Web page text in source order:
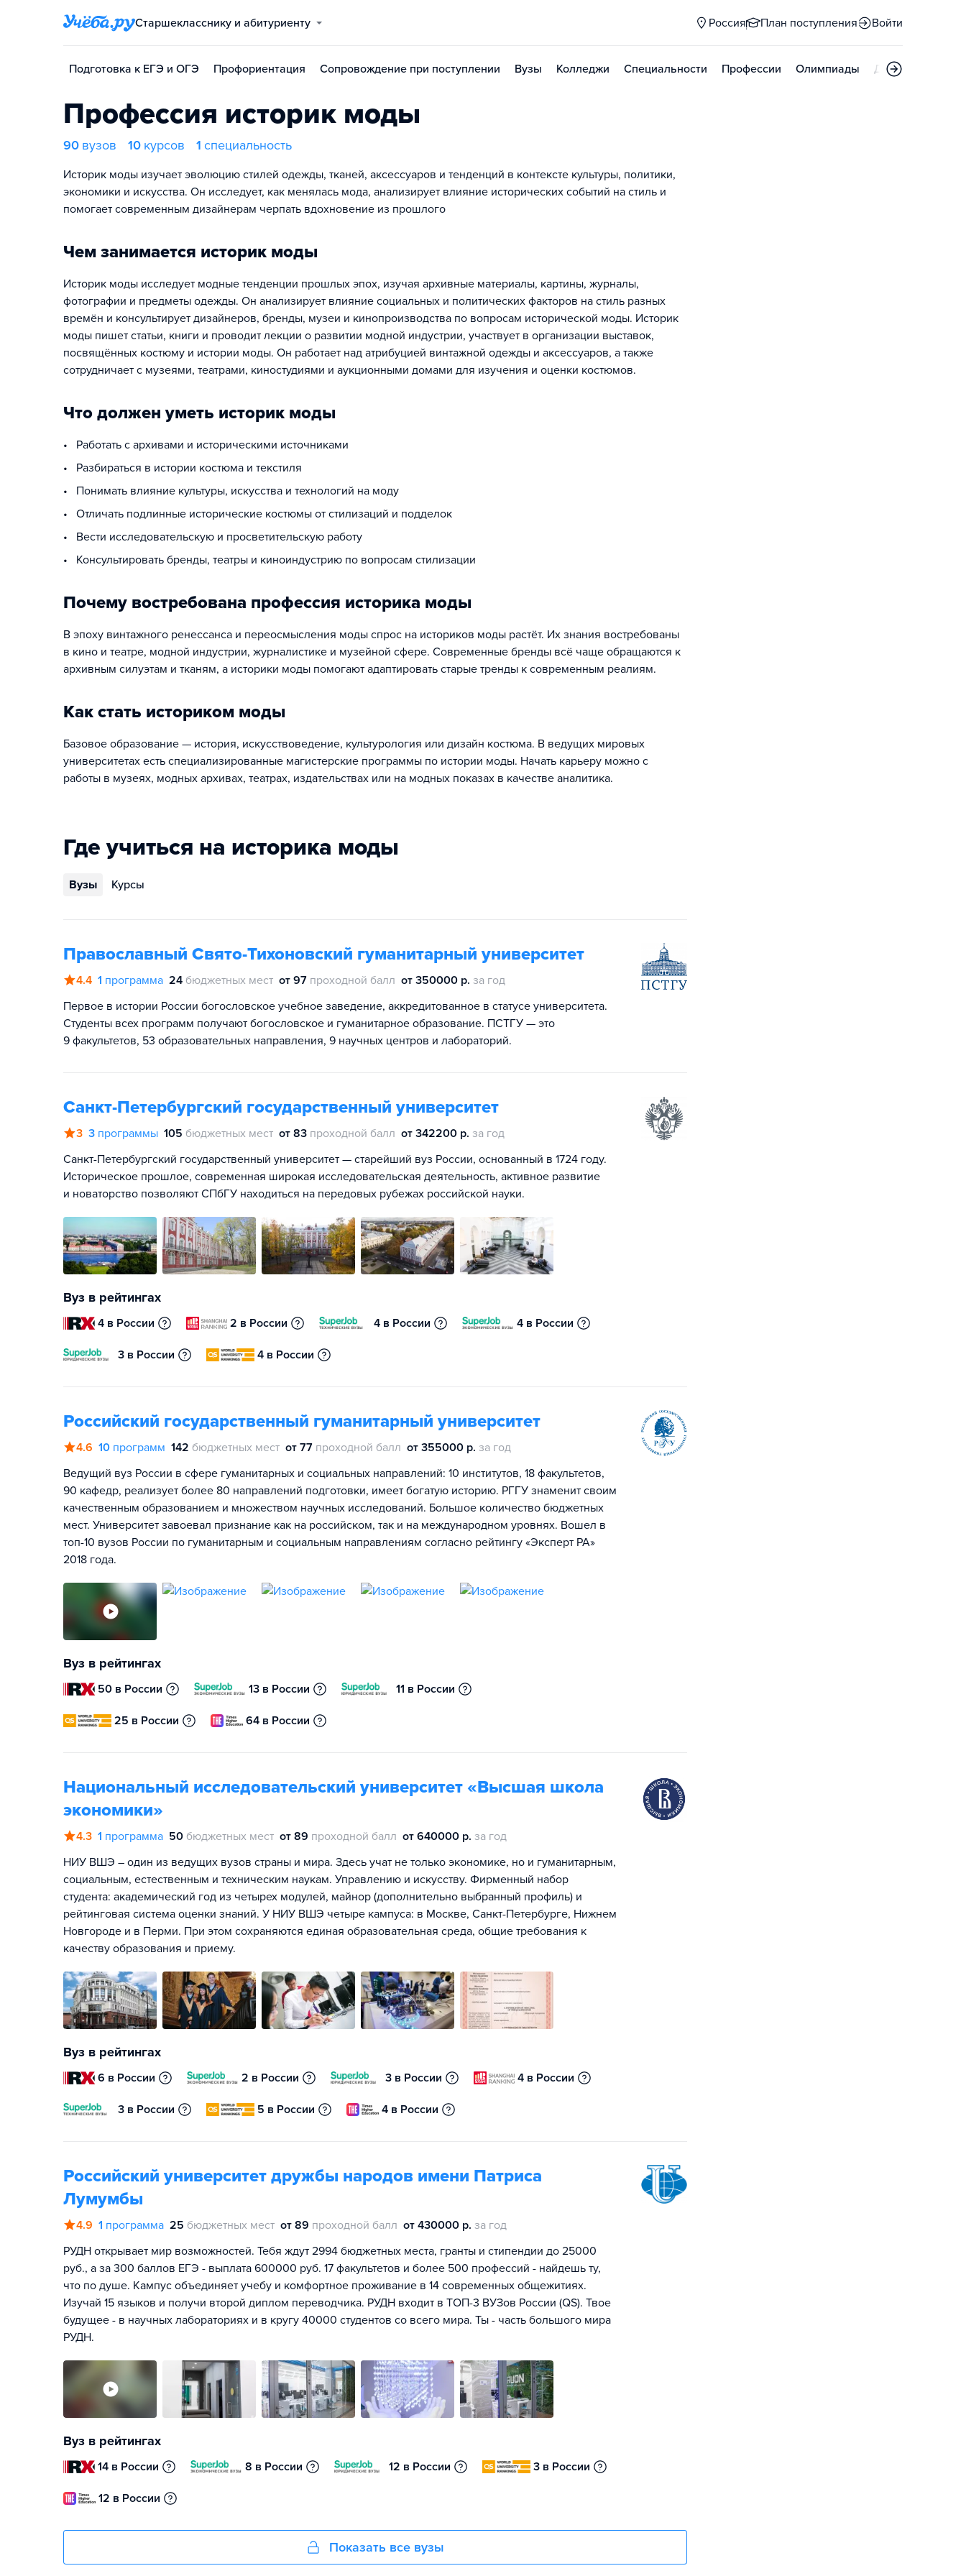
Старшекласснику и абитуриенту Россия План поступления Войти
Подготовка к ЕГЭ и ОГЭ Профориентация Сопровождение при поступлении Вузы Колледжи Специальности Профессии Олимпиады Дни открытых
Профессия историк моды
90 вузов 10 курсов 1 специальность
Историк моды изучает эволюцию стилей одежды, тканей, аксессуаров и тенденций в контексте культуры, политики,
экономики и искусства. Он исследует, как менялась мода, анализирует влияние исторических событий на стиль и
помогает современным дизайнерам черпать вдохновение из прошлого
Чем занимается историк моды
Историк моды исследует модные тенденции прошлых эпох, изучая архивные материалы, картины, журналы,
фотографии и предметы одежды. Он анализирует влияние социальных и политических факторов на стиль разных
времён и консультирует дизайнеров, бренды, музеи и кинопроизводства по вопросам исторической моды. Историк
моды пишет статьи, книги и проводит лекции о развитии модной индустрии, участвует в организации выставок,
посвящённых костюму и истории моды. Он работает над атрибуцией винтажной одежды и аксессуаров, а также
сотрудничает с музеями, театрами, киностудиями и аукционными домами для изучения и оценки костюмов.
Что должен уметь историк моды
• Работать с архивами и историческими источниками
• Разбираться в истории костюма и текстиля
• Понимать влияние культуры, искусства и технологий на моду
• Отличать подлинные исторические костюмы от стилизаций и подделок
• Вести исследовательскую и просветительскую работу
• Консультировать бренды, театры и киноиндустрию по вопросам стилизации
Почему востребована профессия историка моды
В эпоху винтажного ренессанса и переосмысления моды спрос на историков моды растёт. Их знания востребованы
в кино и театре, модной индустрии, журналистике и музейной сфере. Современные бренды всё чаще обращаются к
архивным силуэтам и тканям, а историки моды помогают адаптировать старые тренды к современным реалиям.
Как стать историком моды
Базовое образование — история, искусствоведение, культурология или дизайн костюма. В ведущих мировых
университетах есть специализированные магистерские программы по истории моды. Начать карьеру можно с
работы в музеях, модных архивах, театрах, издательствах или на модных показах в качестве аналитика.
Где учиться на историка моды
Вузы Курсы
Православный Свято-Тихоновский гуманитарный университет
4.4 1 программа 24 бюджетных мест от 97 проходной балл от 350000 р. за год
Первое в истории России богословское учебное заведение, аккредитованное в статусе университета.
Студенты всех программ получают богословское и гуманитарное образование. ПСТГУ — это
9 факультетов, 53 образовательных направления, 9 научных центров и лабораторий.
Санкт-Петербургский государственный университет
3 3 программы 105 бюджетных мест от 83 проходной балл от 342200 р. за год
Санкт-Петербургский государственный университет — старейший вуз России, основанный в 1724 году.
Историческое прошлое, современная широкая исследовательская деятельность, активное развитие
и новаторство позволяют СПбГУ находиться на передовых рубежах российской науки.
Вуз в рейтингах
4 в России 2 в России 4 в России 4 в России
3 в России 4 в России
Российский государственный гуманитарный университет
4.6 10 программ 142 бюджетных мест от 77 проходной балл от 355000 р. за год
Ведущий вуз России в сфере гуманитарных и социальных направлений: 10 институтов, 18 факультетов,
90 кафедр, реализует более 80 направлений подготовки, имеет богатую историю. РГГУ знаменит своим
качественным образованием и множеством научных исследований. Большое количество бюджетных
мест. Университет завоевал признание как на российском, так и на международном уровнях. Вошел в
топ-10 вузов России по гуманитарным и социальным направлениям согласно рейтингу «Эксперт РА»
2018 года.
Вуз в рейтингах
50 в России 13 в России 11 в России
25 в России 64 в России
Национальный исследовательский университет «Высшая школа
экономики»
4.3 1 программа 50 бюджетных мест от 89 проходной балл от 640000 р. за год
НИУ ВШЭ – один из ведущих вузов страны и мира. Здесь учат не только экономике, но и гуманитарным,
социальным, естественным и техническим наукам. Управлению и искусству. Фирменный набор
студента: академический год из четырех модулей, майнор (дополнительно выбранный профиль) и
рейтинговая система оценки знаний. У НИУ ВШЭ четыре кампуса: в Москве, Санкт-Петербурге, Нижнем
Новгороде и в Перми. При этом сохраняются единая образовательная среда, общие требования к
качеству образования и приему.
Вуз в рейтингах
6 в России 2 в России 3 в России 4 в России
3 в России 5 в России 4 в России
Российский университет дружбы народов имени Патриса
Лумумбы
4.9 1 программа 25 бюджетных мест от 89 проходной балл от 430000 р. за год
РУДН открывает мир возможностей. Тебя ждут 2994 бюджетных места, гранты и стипендии до 25000
руб., а за 300 баллов ЕГЭ - выплата 600000 руб. 17 факультетов и более 500 профессий - найдешь ту,
что по душе. Кампус объединяет учебу и комфортное проживание в 14 современных общежитиях.
Изучай 15 языков и получи второй диплом переводчика. РУДН входит в ТОП-3 ВУЗов России (QS). Твое
будущее - в научных лабораториях и в кругу 40000 студентов со всего мира. Ты - часть большого мира
РУДН.
Вуз в рейтингах
14 в России 8 в России 12 в России 3 в России
12 в России
Показать все вузы